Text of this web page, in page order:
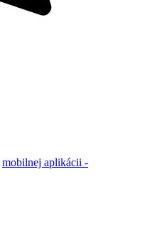
mobilnej aplikácii -